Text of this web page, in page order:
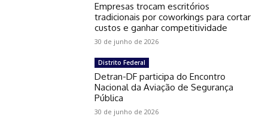
Empresas trocam escritórios
tradicionais por coworkings para cortar
custos e ganhar competitividade
30 de junho de 2026
Distrito Federal
Detran-DF participa do Encontro
Nacional da Aviação de Segurança
Pública
30 de junho de 2026